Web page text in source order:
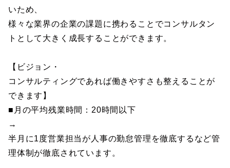
いため、
様々な業界の企業の課題に携わることでコンサルタン
トとして大きく成長することができます。
【ビジョン・
コンサルティングであれば働きやすさも整えることが
できます】
■月の平均残業時間：20時間以下
→
半月に1度営業担当が人事の勤怠管理を徹底するなど管
理体制が徹底されています。